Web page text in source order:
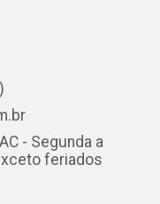
- Segunda a
feriados